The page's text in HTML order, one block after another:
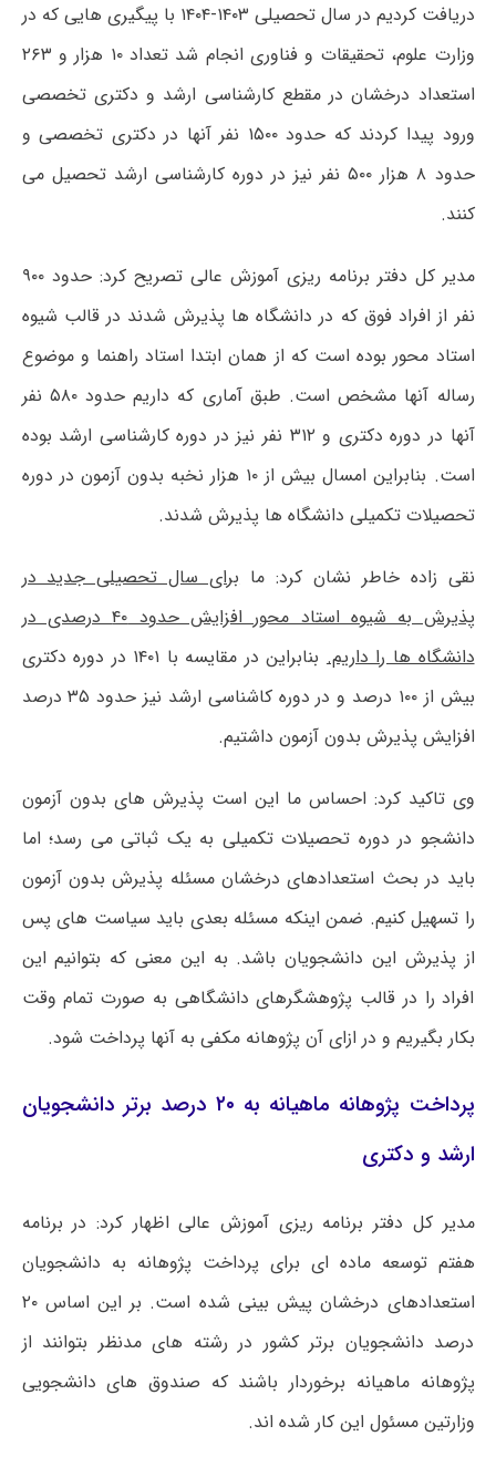
دریافت کردیم در سال تحصیلی ۱۴۰۳-۱۴۰۴ با پیگیری هایی که در
وزارت علوم، تحقیقات و فناوری انجام شد تعداد ۱۰ هزار و ۲۶۳
استعداد درخشان در مقطع کارشناسی ارشد و دکتری تخصصی
ورود پیدا کردند که حدود ۱۵۰۰ نفر آنها در دکتری تخصصی و
حدود ۸ هزار ۵۰۰ نفر نیز در دوره کارشناسی ارشد تحصیل می
کنند.
مدیر کل دفتر برنامه ریزی آموزش عالی تصریح کرد: حدود ۹۰۰
نفر از افراد فوق که در دانشگاه ها پذیرش شدند در قالب شیوه
استاد محور بوده است که از همان ابتدا استاد راهنما و موضوع
رساله آنها مشخص است. طبق آماری که داریم حدود ۵۸۰ نفر
آنها در دوره دکتری و ۳۱۲ نفر نیز در دوره کارشناسی ارشد بوده
است. بنابراین امسال بیش از ۱۰ هزار نخبه بدون آزمون در دوره
تحصیلات تکمیلی دانشگاه ها پذیرش شدند.
نقی زاده خاطر نشان کرد: ما برای سال تحصیلی جدید در
پذیرش به شیوه استاد محور افزایش حدود ۴۰ درصدی در
دانشگاه ها را داریم.
بنابراین در مقایسه با ۱۴۰۱ در دوره دکتری
بیش از ۱۰۰ درصد و در دوره کاشناسی ارشد نیز حدود ۳۵ درصد
افزایش پذیرش بدون آزمون داشتیم.
وی تاکید کرد: احساس ما این است پذیرش های بدون آزمون
دانشجو در دوره تحصیلات تکمیلی به یک ثباتی می رسد؛ اما
باید در بحث استعدادهای درخشان مسئله پذیرش بدون آزمون
را تسهیل کنیم. ضمن اینکه مسئله بعدی باید سیاست های پس
از پذیرش این دانشجویان باشد. به این معنی که بتوانیم این
افراد را در قالب پژوهشگرهای دانشگاهی به صورت تمام وقت
بکار بگیریم و در ازای آن پژوهانه مکفی به آنها پرداخت شود.
پرداخت پژوهانه ماهیانه به ۲۰ درصد برتر دانشجویان
ارشد و دکتری
مدیر کل دفتر برنامه ریزی آموزش عالی اظهار کرد: در برنامه
هفتم توسعه ماده ای برای پرداخت پژوهانه به دانشجویان
استعدادهای درخشان پیش بینی شده است. بر این اساس ۲۰
درصد دانشجویان برتر کشور در رشته های مدنظر بتوانند از
پژوهانه ماهیانه برخوردار باشند که صندوق های دانشجویی
وزارتین مسئول این کار شده اند.